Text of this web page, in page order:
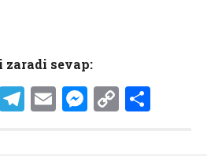
zaradi sevap:
Telegram
EmailCopy